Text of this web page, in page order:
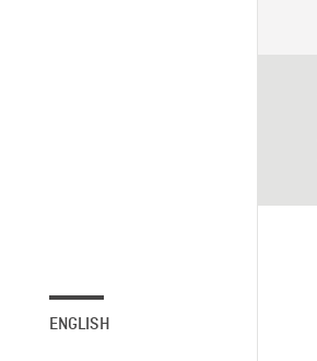
ENGLISH